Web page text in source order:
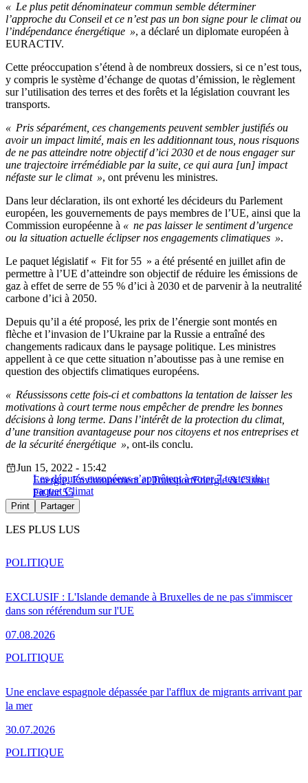
« Le plus petit dénominateur commun semble déterminer
l’approche du Conseil et ce n’est pas un bon signe pour le climat ou
l’indépendance énergétique », a déclaré un diplomate européen à
EURACTIV.
Cette préoccupation s’étend à de nombreux dossiers, si ce n’est tous,
y compris le système d’échange de quotas d’émission, le règlement
sur l’utilisation des terres et des forêts et la législation couvrant les
transports.
« Pris séparément, ces changements peuvent sembler justifiés ou
avoir un impact limité, mais en les additionnant tous, nous risquons
de ne pas atteindre notre objectif d’ici 2030 et de nous engager sur
une trajectoire irrémédiable par la suite, ce qui aura [un] impact
néfaste sur le climat », ont prévenu les ministres.
Dans leur déclaration, ils ont exhorté les décideurs du Parlement
européen, les gouvernements de pays membres de l’UE, ainsi que la
Commission européenne à « ne pas laisser le sentiment d’urgence
ou la situation actuelle éclipser nos engagements climatiques ».
Le paquet législatif « Fit for 55 » a été présenté en juillet afin de
permettre à l’UE d’atteindre son objectif de réduire les émissions de
gaz à effet de serre de 55 % d’ici à 2030 et de parvenir à la neutralité
carbone d’ici à 2050.
Depuis qu’il a été proposé, les prix de l’énergie sont montés en
flèche et l’invasion de l’Ukraine par la Russie a entraîné des
changements radicaux dans le paysage politique. Les ministres
appellent à ce que cette situation n’aboutisse pas à une remise en
question des objectifs climatiques européens.
« Réussissons cette fois-ci et combattons la tentation de laisser les
motivations à court terme nous empêcher de prendre les bonnes
décisions à long terme. Dans l’intérêt de la protection du climat,
d’une transition avantageuse pour nos citoyens et nos entreprises et
de la sécurité énergétique », ont-ils conclu.
Les députés européens s’apprêtent à voter 7 textes du
paquet Climat
Jun 15, 2022 - 15:42
Energie, Environnement et TransportEnergie & Climat
Fit for 55
Print Partager
LES PLUS LUS
EXCLUSIF : L'Islande demande à Bruxelles de ne pas s'immiscer
dans son référendum sur l'UE
07.08.2026
POLITIQUE
Une enclave espagnole dépassée par l'afflux de migrants arrivant par
la mer
30.07.2026
POLITIQUE
POLITIQUE